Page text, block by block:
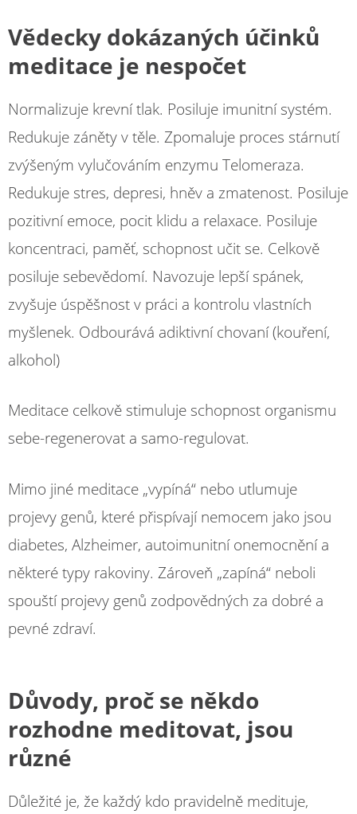
Vědecky dokázaných účinků
meditace je nespočet
Normalizuje krevní tlak. Posiluje imunitní systém.
Redukuje záněty v těle. Zpomaluje proces stárnutí
zvýšeným vylučováním enzymu Telomeraza.
Redukuje stres, depresi, hněv a zmatenost. Posiluje
pozitivní emoce, pocit klidu a relaxace. Posiluje
koncentraci, paměť, schopnost učit se. Celkově
posiluje sebevědomí. Navozuje lepší spánek,
zvyšuje úspěšnost v práci a kontrolu vlastních
myšlenek. Odbourává adiktivní chovaní (kouření,
alkohol)
Meditace celkově stimuluje schopnost organismu
sebe-regenerovat a samo-regulovat.
Mimo jiné meditace „vypíná“ nebo utlumuje
projevy genů, které přispívají nemocem jako jsou
diabetes, Alzheimer, autoimunitní onemocnění a
některé typy rakoviny. Zároveň „zapíná“ neboli
spouští projevy genů zodpovědných za dobré a
pevné zdraví.
Důvody, proč se někdo
rozhodne meditovat, jsou
různé
Důležité je, že každý kdo pravidelně medituje,